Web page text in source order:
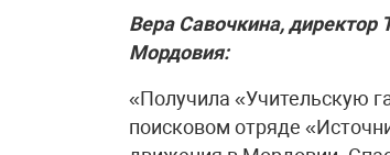
Вера Савочкина,
Мордовия:
«Получила «Учительскую
поисковом отряде